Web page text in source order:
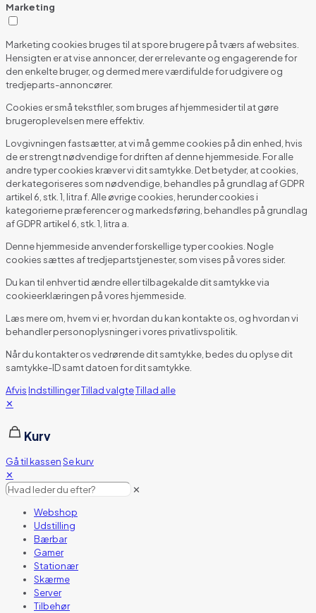
Marketing
Marketing cookies bruges til at spore brugere på tværs af websites.
Hensigten er at vise annoncer, der er relevante og engagerende for
den enkelte bruger, og dermed mere værdifulde for udgivere og
tredjeparts-annoncører.
Cookies er små tekstfiler, som bruges af hjemmesider til at gøre
brugeroplevelsen mere effektiv.
Lovgivningen fastsætter, at vi må gemme cookies på din enhed, hvis
de er strengt nødvendige for driften af denne hjemmeside. For alle
andre typer cookies kræver vi dit samtykke. Det betyder, at cookies,
der kategoriseres som nødvendige, behandles på grundlag af GDPR
artikel 6, stk. 1, litra f. Alle øvrige cookies, herunder cookies i
kategorierne præferencer og markedsføring, behandles på grundlag
af GDPR artikel 6, stk. 1, litra a.
Denne hjemmeside anvender forskellige typer cookies. Nogle
cookies sættes af tredjepartstjenester, som vises på vores sider.
Du kan til enhver tid ændre eller tilbagekalde dit samtykke via
cookieerklæringen på vores hjemmeside.
Læs mere om, hvem vi er, hvordan du kan kontakte os, og hvordan vi
behandler personoplysninger i vores privatlivspolitik.
Når du kontakter os vedrørende dit samtykke, bedes du oplyse dit
samtykke-ID samt datoen for dit samtykke.
AfvisIndstillingerTillad valgteTillad alle
✕
Kurv
Gå til kassenSe kurv
✕
✕
Webshop
Udstilling
Bærbar
Gamer
Stationær
Skærme
Server
Tilbehør